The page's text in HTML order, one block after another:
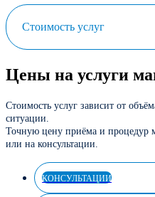
Стоимость услуг
Цены на услуги
Стоимость услуг зависит от
ситуации.
Точную цену приёма и процедур
или на консультации.
КОНСУЛЬТАЦИИ